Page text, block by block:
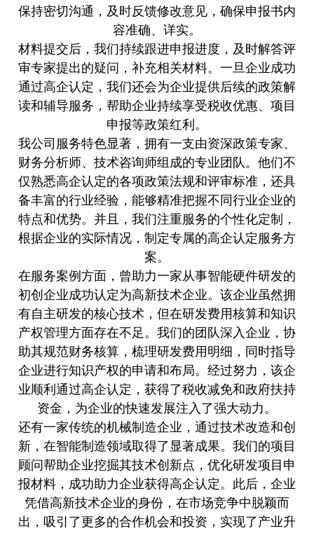
保持密切沟通，及时反馈修改意见，确保申报书内
容准确、详实。
材料提交后，我们持续跟进申报进度，及时解答评
审专家提出的疑问，补充相关材料。一旦企业成功
通过高企认定，我们还会为企业提供后续的政策解
读和辅导服务，帮助企业持续享受税收优惠、项目
申报等政策红利。
我公司服务特色显著，拥有一支由资深政策专家、
财务分析师、技术咨询师组成的专业团队。他们不
仅熟悉高企认定的各项政策法规和评审标准，还具
备丰富的行业经验，能够精准把握不同行业企业的
特点和优势。并且，我们注重服务的个性化定制，
根据企业的实际情况，制定专属的高企认定服务方
案。
在服务案例方面，曾助力一家从事智能硬件研发的
初创企业成功认定为高新技术企业。该企业虽然拥
有自主研发的核心技术，但在研发费用核算和知识
产权管理方面存在不足。我们的团队深入企业，协
助其规范财务核算，梳理研发费用明细，同时指导
企业进行知识产权的申请和布局。经过努力，该企
业顺利通过高企认定，获得了税收减免和政府扶持
资金，为企业的快速发展注入了强大动力。
还有一家传统的机械制造企业，通过技术改造和创
新，在智能制造领域取得了显著成果。我们的项目
顾问帮助企业挖掘其技术创新点，优化研发项目申
报材料，成功助力企业获得高企认定。此后，企业
凭借高新技术企业的身份，在市场竞争中脱颖而
出，吸引了更多的合作机会和投资，实现了产业升